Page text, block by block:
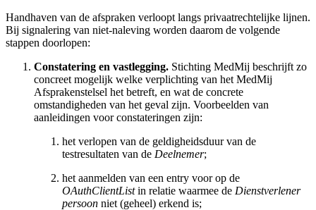
Handhaven van de afspraken verloopt langs privaatrechtelijke lijnen.
Bij signalering van niet-naleving worden daarom de volgende
stappen doorlopen:
Constatering en vastlegging. Stichting MedMij beschrijft zo
concreet mogelijk welke verplichting van het MedMij
Afsprakenstelsel het betreft, en wat de concrete
omstandigheden van het geval zijn. Voorbeelden van
aanleidingen voor constateringen zijn:
het verlopen van de geldigheidsduur van de
testresultaten van de Deelnemer;
het aanmelden van een entry voor op de
OAuthClientListin relatie waarmee de Dienstverlener
persoon niet (geheel) erkend is;